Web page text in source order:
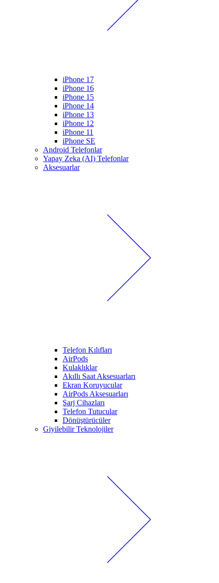
iPhone 17
iPhone 16
iPhone 15
iPhone 14
iPhone 13
iPhone 12
iPhone 11
iPhone SE
Android Telefonlar
Yapay Zeka (AI) Telefonlar
Aksesuarlar
Telefon Kılıfları
AirPods
Kulaklıklar
Akıllı Saat Aksesuarları
Ekran Koruyucular
AirPods Aksesuarları
Şarj Cihazları
Telefon Tutucular
Dönüştürücüler
Giyilebilir Teknolojiler